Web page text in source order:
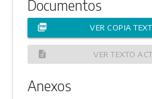
Documentos
picture_as_pdf VER COPIA
description VER TEXTO
Anexos